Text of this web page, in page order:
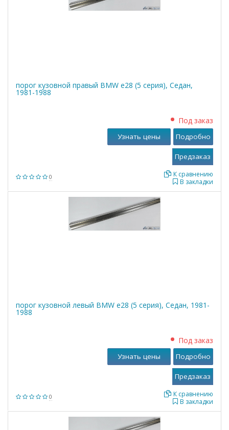
порог кузовной правый BMW е28 (5 серия), Седан,
1981-1988
0
Под заказ
В закладки
К сравнению
Узнать цены Подробно
порог кузовной левый BMW е28 (5 серия), Седан, 1981-
1988
0
Под заказ
В закладки
К сравнению
Узнать цены Подробно